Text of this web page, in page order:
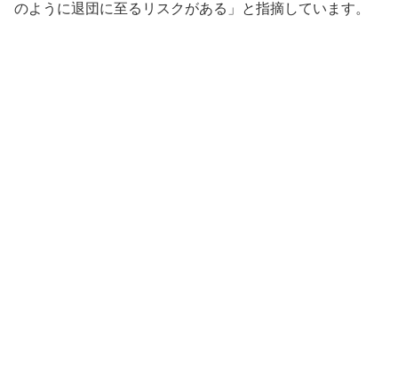
のように退団に至るリスクがある」と指摘しています。